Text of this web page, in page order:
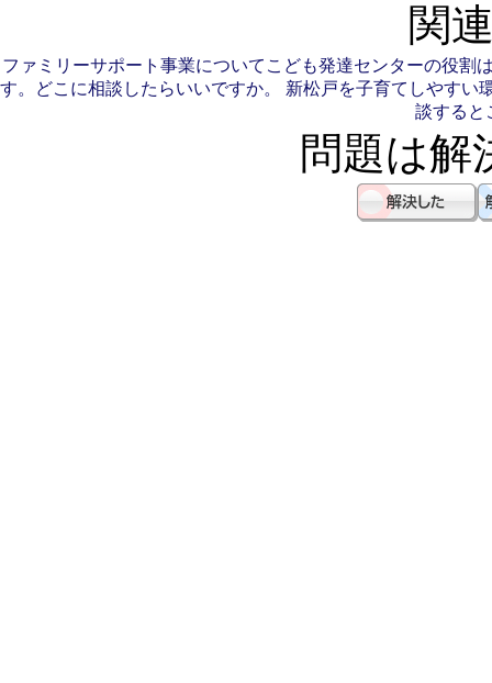
関
ファミリーサポート事業について こども発達センターの役割
す。どこに相談したらいいですか。 新松戸を子育てしやすい
談すると
問題は解